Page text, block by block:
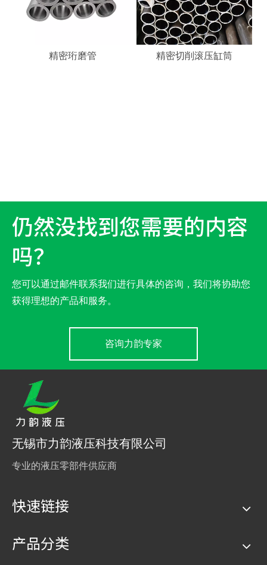
精密珩磨管 精密切削滚压缸筒
仍然没找到您需要的内容
吗？
您可以通过邮件联系我们进行具体的咨询，我们将协助您
获得理想的产品和服务。
咨询力韵专家
无锡市力韵液压科技有限公司
专业的液压零部件供应商
快速链接
产品分类